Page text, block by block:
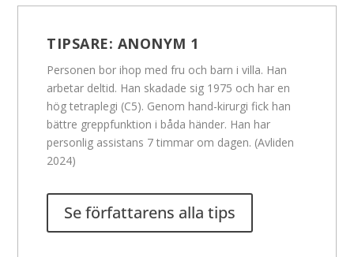
TIPSARE: ANONYM 1
Personen bor ihop med fru och barn i villa. Han
arbetar deltid. Han skadade sig 1975 och har en
hög tetraplegi (C5). Genom hand-kirurgi fick han
bättre greppfunktion i båda händer. Han har
personlig assistans 7 timmar om dagen. (Avliden
2024)
Se författarens alla tips